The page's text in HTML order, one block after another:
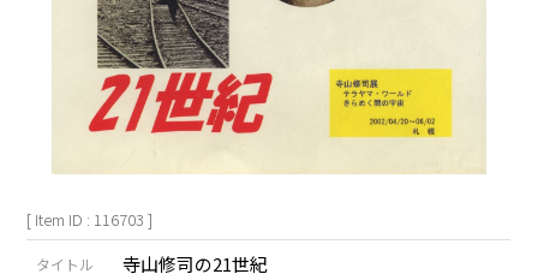
[ Item ID : 116703 ]
タイトル 寺山修司の21世紀